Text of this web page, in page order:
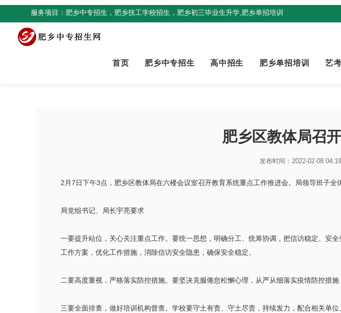
服务项目：肥乡中专招生，肥乡技工学校招生，肥乡初三毕业生升学,肥乡单招培训
首页 肥乡中专招生 高中招生 肥乡单招培训 艺
肥乡区教体局召
发布时间：2022-02-08
2月7日下午3点，肥乡区教体局在六楼会议室召开教育系统重点工作推进会。局领导班子
局党组书记、局长宇亮要求
一要提升站位，关心关注重点工作。要统一思想，明确分工、统筹协调，把信访稳定、安
工作方案，优化工作措施，消除信访安全隐患，确保安全稳定。
二要高度重视，严格落实防控措施。要坚决克服倦怠松懈心理，从严从细落实疫情防控措
三要全面排查，做好培训机构督查。学校要守土有责、守土尽责，持续发力，配合相关单